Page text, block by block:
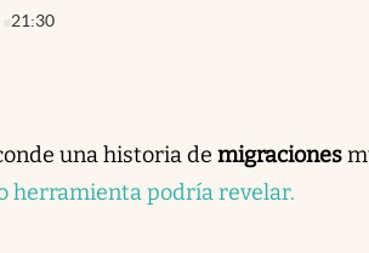
21:30
una historia de migraciones
herramienta podría revelar.